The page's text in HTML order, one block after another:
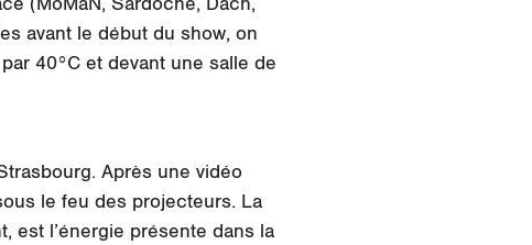
avant le début du show, on
40°C et devant une salle de
Après une vidéo
le feu des projecteurs. La
est l’énergie présente dans la